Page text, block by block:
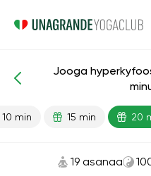
Jooga
10 min 15 min 20
19 asanaa